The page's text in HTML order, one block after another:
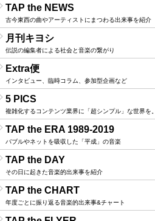
TAP the NEWS
古今東西の曲やアーティストにまつわる出来事を紹介
月刊キヨシ
伝説の編集者による社会と音楽の繋がり
Extra便
インタビュー、臨時コラム、参加型企画など
5 PICS
複雑化するコンテンツ業界に「超シンプル」な世界を。
TAP the ERA 1989-2019
バブルやネットを吸収した「平成」の音楽
TAP the DAY
その日に起きた音楽的出来事を紹介
TAP the CHART
年度ごとに振り返る音楽的出来事&チャート